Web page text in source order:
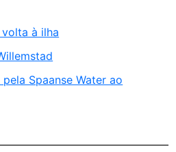
à ilha
Spaanse Water ao